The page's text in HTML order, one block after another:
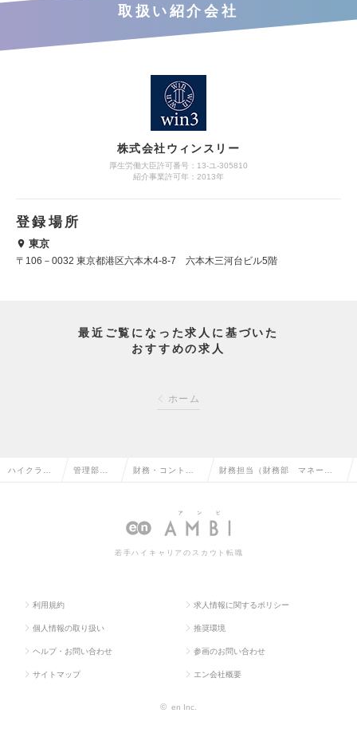
取扱い紹介会社
株式会社ウィンスリー
厚生労働大臣許可番号：13-ユ-305810
紹介事業許可年：2013年
登録場所
東京
〒106－0032 東京都港区六本木4-8-7 六本木三河台ビル5階
最近ご覧になった求人に基づいた
おすすめの求人
ホーム
ハイクラス 管理部門 財務・コントロ 財務担当（財務部 マネージ
若手ハイキャリアのスカウト転職
利用規約 求人情報に関するポリシー
個人情報の取り扱い 推奨環境
ヘルプ・お問い合わせ 参画のお問い合わせ
サイトマップ エン会社概要
© en Inc.